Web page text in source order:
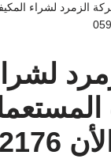
الزمرد لشراء